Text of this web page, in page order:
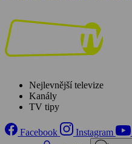
Nejlevnější televize
Kanály
TV tipy
Facebook Instagram